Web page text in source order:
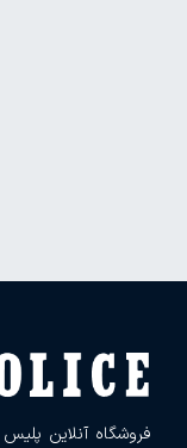
فروشگاه آنلاین